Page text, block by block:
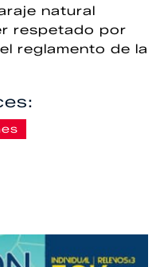
natural
respetado por
reglamento de la